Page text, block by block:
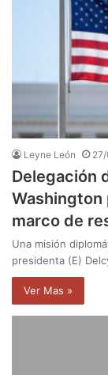
Leyne León
Delegación
Washington
marco de
Una misión
presidenta (E)
Ver Mas »